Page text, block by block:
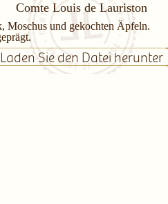
Comte Louis de Lauriston
Moschus und gekochten Äpfeln.
Laden Sie den Datei herunter